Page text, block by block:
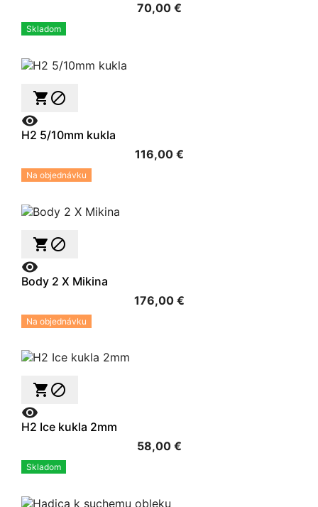
70,00 €
Skladom
 

H2 5/10mm kukla
116,00 €
Na objednávku
 

Body 2 X Mikina
176,00 €
Na objednávku
 

H2 Ice kukla 2mm
58,00 €
Skladom